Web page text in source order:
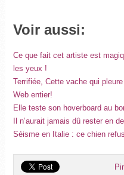
Voir aussi:
Ce que fait cet artiste est
les yeux !
Terrifiée, Cette vache qui
Web entier!
Elle teste son hoverboard au
Il n’aurait jamais dû rester en
Séisme en Italie : ce chien